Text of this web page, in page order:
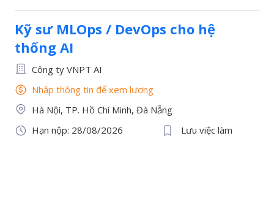
Kỹ sư MLOps / DevOps cho hệ
thống AI
Công ty VNPT AI
Nhập thông tin để xem lương
Hà Nội, TP. Hồ Chí Minh, Đà Nẵng
Hạn nộp: 28/08/2026
Lưu việc làm